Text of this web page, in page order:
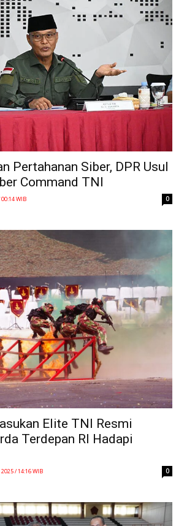
Pertahanan Siber, DPR Usul
Command TNI
WIB 0
Elite TNI Resmi
Terdepan RI Hadapi
/ 14:16 WIB 0